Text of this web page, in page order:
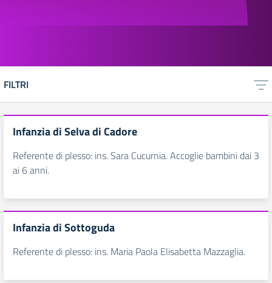
FILTRI
Infanzia di Selva di Cadore
Referente di plesso: ins. Sara Cucurnia. Accoglie bambini dai 3
ai 6 anni.
Infanzia di Sottoguda
Referente di plesso: ins. Maria Paola Elisabetta Mazzaglia.